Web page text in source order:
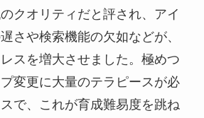
クオリティだと評され、アイ
さや検索機能の欠如などが、
スを増大させました。極めつ
変更に大量のテラピースが必
で、これが育成難易度を跳ね